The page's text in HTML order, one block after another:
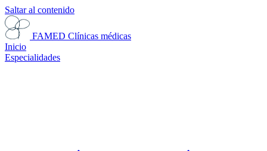
Saltar al contenido
FAMED Clínicas médicas
Inicio
Especialidades